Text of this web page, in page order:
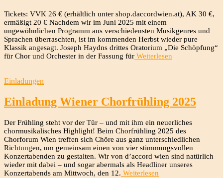
Tickets: VVK 26 € (erhältlich unter shop.daccordwien.at), AK 30 €,
ermäßigt 20 € Nachdem wir im Juni 2025 mit einem
ungewöhnlichen Programm aus verschiedensten Musikgenres und
Sprachen überraschten, ist im kommenden Herbst wieder pure
Klassik angesagt. Joseph Haydns drittes Oratorium „Die Schöpfung“
für Chor und Orchester in der Fassung für Weiterlesen
Einladungen
Einladung Wiener Chorfrühling 2025
Der Frühling steht vor der Tür – und mit ihm ein neuerliches
chormusikalisches Highlight! Beim Chorfrühling 2025 des
Chorforum Wien treffen sich Chöre aus ganz unterschiedlichen
Richtungen, um gemeinsam einen von vier stimmungsvollen
Konzertabenden zu gestalten. Wir von d’accord wien sind natürlich
wieder mit dabei – und sogar abermals als Headliner unseres
Konzertabends am Mittwoch, den 12. Weiterlesen